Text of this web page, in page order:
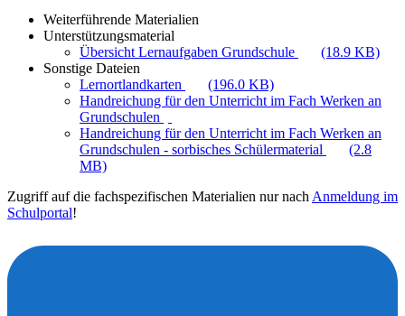
Weiterführende Materialien
Unterstützungsmaterial
Übersicht Lernaufgaben Grundschule
(18.9 KB)
Sonstige Dateien
Lernortlandkarten
(196.0 KB)
Handreichung für den Unterricht im Fach Werken an
Grundschulen
Handreichung für den Unterricht im Fach Werken an
Grundschulen - sorbisches Schülermaterial
(2.8
MB)
Zugriff auf die fachspezifischen Materialien nur nach Anmeldung im
Schulportal!